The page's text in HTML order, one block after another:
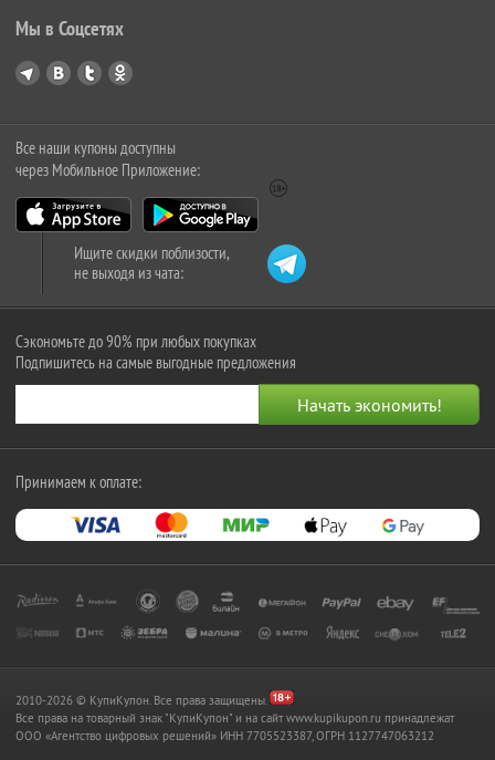
Мы в Соцсетях
Все наши купоны доступны
через Мобильное Приложение:
Ищите скидки поблизости,
не выходя из чата:
Сэкономьте до 90% при любых покупках
Подпишитесь на самые выгодные предложения
Принимаем к оплате:
2010-2026 © КупиКупон. Все права защищены.
Все права на товарный знак "КупиКупон" и на сайт www.kupikupon.ru принадлежат
OOO «Агентство цифровых решений» ИНН 7705523387, ОГРН 1127747063212